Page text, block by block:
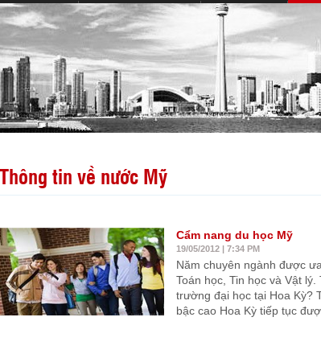
Thông tin về nước Mỹ
Cẩm nang du học Mỹ
19/05/2012 | 7:34 PM
Năm chuyên ngành được
Toán học, Tin học và Vật
trường đại học tại Hoa Kỳ?
bậc cao Hoa Kỳ tiếp tục